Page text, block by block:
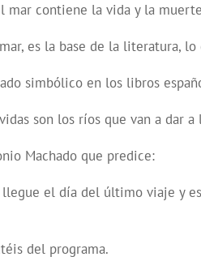
mar contiene la vida y la
es la base de la literatura,
simbólico en los libros
son los ríos que van a dar
Machado que predice:
llegue el día del último viaje y
del programa.